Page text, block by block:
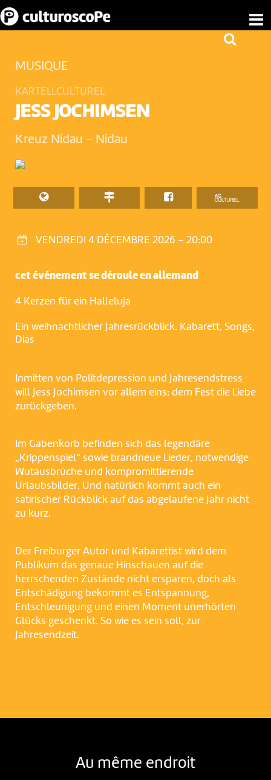
VENDREDI 4 DÉCEMBRE 2026 – 20:00
MUSIQUE
KARTELLCULTUREL
JESS JOCHIMSEN
Kreuz Nidau - Nidau
cet événement se déroule en allemand
4 Kerzen für ein Halleluja
Ein weihnachtlicher Jahresrückblick. Kabarett, Songs,
Dias
Inmitten von Politdepression und Jahresendstress
will Jess Jochimsen vor allem eins: dem Fest die Liebe
zurückgeben.
Im Gabenkorb befinden sich das legendäre
„Krippenspiel“ sowie brandneue Lieder, notwendige
Wutausbrüche und kompromittierende
Urlaubsbilder. Und natürlich kommt auch ein
satirischer Rückblick auf das abgelaufene Jahr nicht
zu kurz.
Der Freiburger Autor und Kabarettist wird dem
Publikum das genaue Hinschauen auf die
herrschenden Zustände nicht ersparen, doch als
Entschädigung bekommt es Entspannung,
Entschleunigung und einen Moment unerhörten
Glücks geschenkt. So wie es sein soll, zur
Jahresendzeit.
Au même endroit